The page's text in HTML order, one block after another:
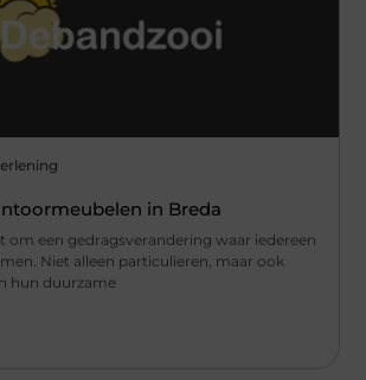
in Breda
om een gedragsverandering waar iedereen
Niet alleen particulieren, maar ook
hun duurzame